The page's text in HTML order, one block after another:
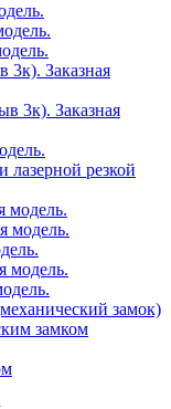
3к). Заказная
3к). Заказная
лазерной резкой
модель.
модель.
модель.
замок)
замком